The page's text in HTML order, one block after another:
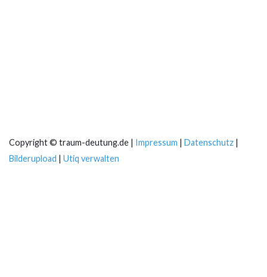
Copyright © traum-deutung.de | Impressum | Datenschutz |
Bilderupload | Utiq verwalten